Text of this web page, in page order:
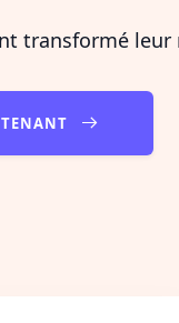
transformé leur